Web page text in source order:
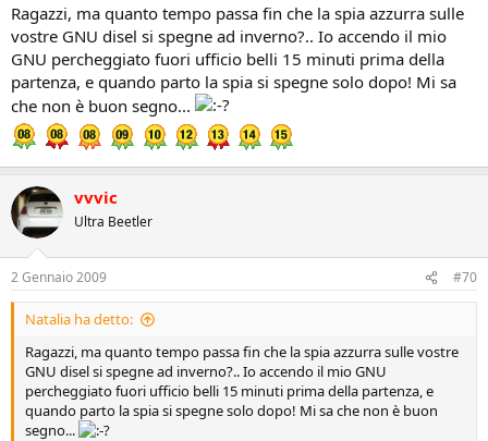
Ragazzi, ma quanto tempo passa fin che la spia azzurra sulle
vostre GNU disel si spegne ad inverno?.. Io accendo il mio
GNU percheggiato fuori ufficio belli 15 minuti prima della
partenza, e quando parto la spia si spegne solo dopo! Mi sa
che non è buon segno...
vvvic
Ultra Beetler
2 Gennaio 2009 #70
Natalia ha detto:
Ragazzi, ma quanto tempo passa fin che la spia azzurra sulle vostre
GNU disel si spegne ad inverno?.. Io accendo il mio GNU
percheggiato fuori ufficio belli 15 minuti prima della partenza, e
quando parto la spia si spegne solo dopo! Mi sa che non è buon
segno...